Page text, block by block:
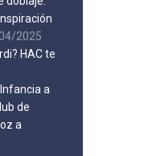
2025
HAC te
a
de
a